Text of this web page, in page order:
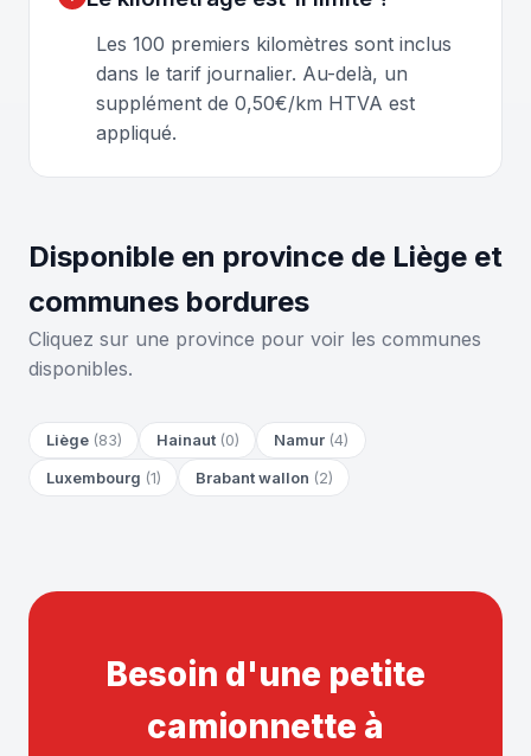
Les 100 premiers kilomètres sont inclus
dans le tarif journalier. Au-delà, un
supplément de 0,50€/km HTVA est
appliqué.
Disponible en province de Liège et
communes bordures
Cliquez sur une province pour voir les communes
disponibles.
Liège (83) Hainaut (0) Namur (4)
Luxembourg (1) Brabant wallon (2)
Besoin d'une petite
camionnette à